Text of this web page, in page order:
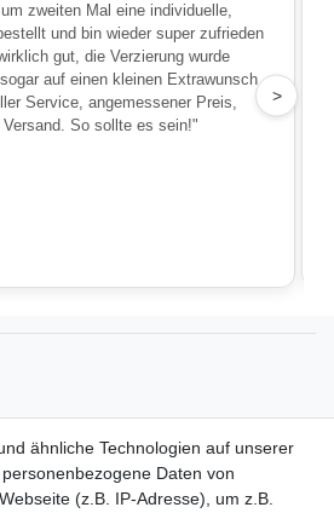
zweiten Mal eine individuelle,
und bin wieder super zufrieden
gut, die Verzierung wurde
auf einen kleinen Extrawunsch
Service, angemessener Preis,
So sollte es sein!"
>
ähnliche Technologien auf unserer
Daten von
(z.B. IP-Adresse), um z.B.